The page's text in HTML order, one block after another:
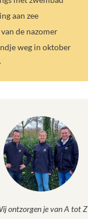
aan zee
de nazomer
weg in oktober
ontzorgen je van A tot Z